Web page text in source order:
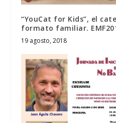
“YouCat for Kids”, el
formato familiar.
19 agosto, 2018